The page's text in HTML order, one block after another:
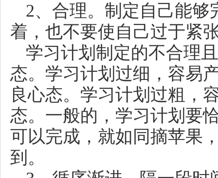
2、合理。制定自己能
着，也不要使自己过于紧
学习计划制定的不合理
态。学习计划过细，容易
良心态。学习计划过粗，
态。一般的，学习计划要
可以完成，就如同摘苹果
到。